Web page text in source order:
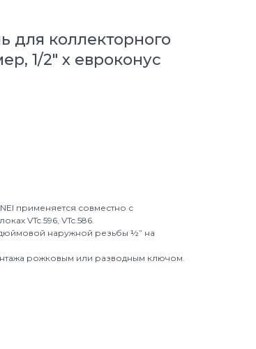
для коллекторного
1/2" х евроконус
применяется совместно с
VTc.596, VTc.586.
наружной резьбы ½” на
рожковым или разводным ключом.